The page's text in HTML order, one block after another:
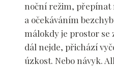
noční režim, přepínat
a očekáváním
málokdy je prostor se
dál nejde, přichází
úzkost. Nebo návyk.